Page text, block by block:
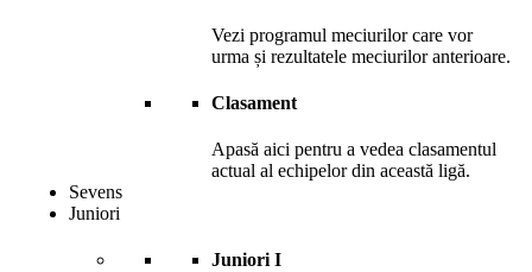
Vezi programul meciurilor care vor
urma și rezultatele meciurilor anterioare.
Clasament
Apasă aici pentru a vedea clasamentul
actual al echipelor din această ligă.
Sevens
Juniori
Juniori I